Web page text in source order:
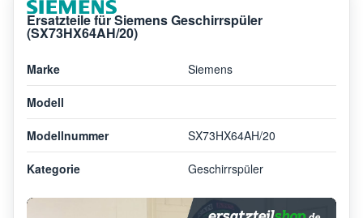
Ersatzteile für Siemens Geschirrspüler
(SX73HX64AH/20)
Marke Siemens
Modell
Modellnummer SX73HX64AH/20
Kategorie Geschirrspüler